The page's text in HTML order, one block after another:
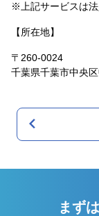
※上記サービスは法
【所在地】
〒260-0024
千葉県千葉市中央
まず